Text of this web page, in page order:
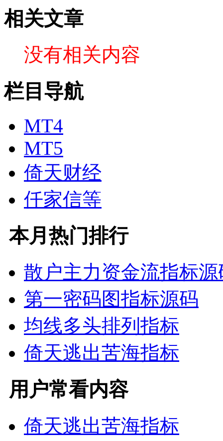
相关文章
没有相关内容
栏目导航
MT4
MT5
倚天财经
仟家信等
本月热门排行
散户主力资金流指标源
第一密码图指标源码
均线多头排列指标
倚天逃出苦海指标
用户常看内容
倚天逃出苦海指标